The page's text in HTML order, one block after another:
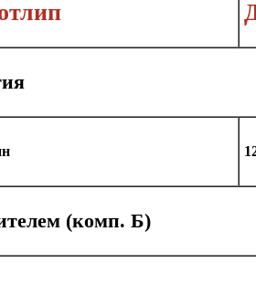
(комп. Б)